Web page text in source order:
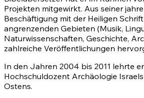
Projekten mitgewirkt. Aus seiner
Beschäftigung mit der Heiligen
angrenzenden Gebieten (Musik,
Naturwissenschaften, Geschichte,
zahlreiche Veröffentlichungen
In den Jahren 2004 bis 2011 lehrte
Hochschuldozent Archäologie
Ostens.